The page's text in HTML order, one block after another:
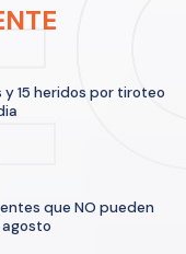
15 heridos por tiroteo
que NO pueden